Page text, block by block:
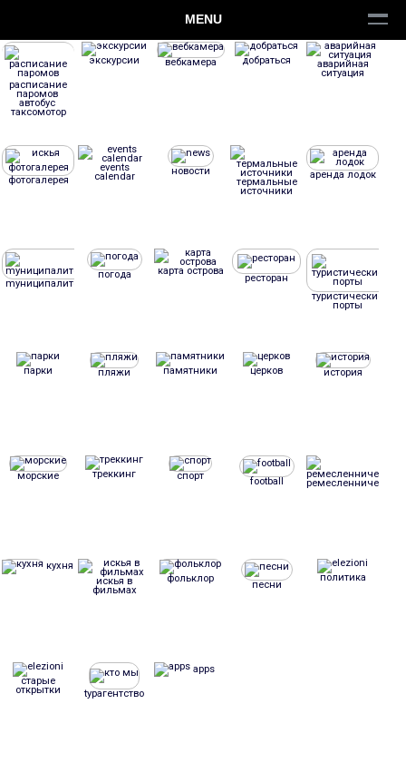
MENU
расписание
паромов
aвтобус
таксомотор
экскурсии вебкамера добраться аварийная
ситуация
фотогалерея
events
calendar
новости
термальные
источники
аренда лодок
mуниципалитет
погода карта острова
ресторан
туристические
порты
парки пляжи памятники церков история
морские треккинг спорт football ремесленничество
кухня
искья в
фильмах
фольклор
песни
политика
старые
открытки tурагентство
apps